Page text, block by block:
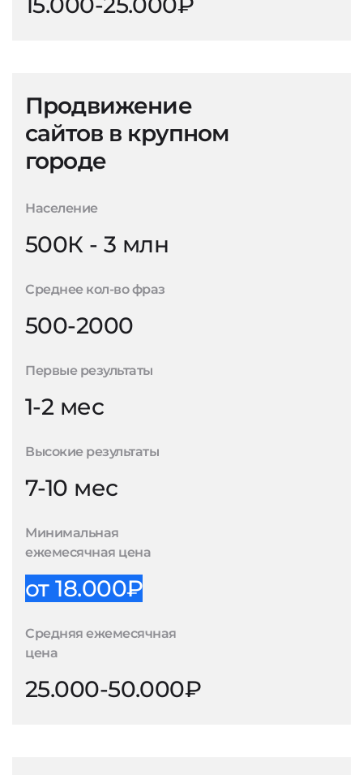
Продвижение
сайтов в крупном
городе
Население
500К - 3 млн
Среднее кол-во фраз
500-2000
Первые результаты
1-2 мес
Высокие результаты
7-10 мес
Минимальная
ежемесячная цена
от 18.000₽
Средняя ежемесячная
цена
25.000-50.000₽